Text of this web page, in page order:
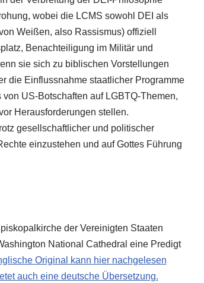
wobei die LCMS sowohl DEI als
Weißen, also Rassismus​​​​​​​) offiziell
Benachteiligung im Militär und
sie sich zu biblischen Vorstellungen
die Einflussnahme staatlicher Programme
US-Botschaften auf LGBTQ-Themen,
Herausforderungen stellen.
gesellschaftlicher und politischer
einzustehen und auf Gottes Führung
der Vereinigten Staaten
National Cathedral eine Predigt
Original kann hier nachgelesen
auch eine deutsche Übersetzung.